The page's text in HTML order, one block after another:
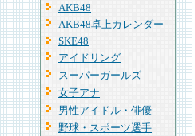
AKB48
AKB48卓上カレンダー
SKE48
アイドリング
スーパーガールズ
女子アナ
男性アイドル・俳優
野球・スポーツ選手